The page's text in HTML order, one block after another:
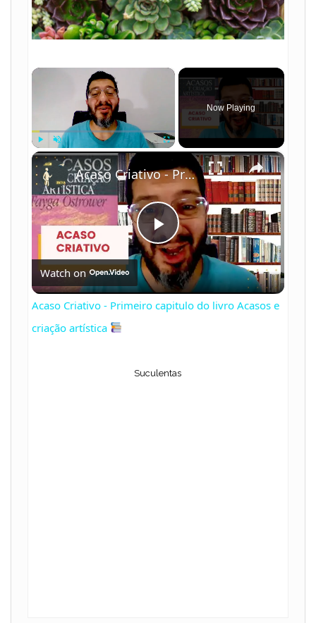
×
Play Unmute
Now Playing
×
P
l
y
Acaso Criativo - Primeiro capitulo do livro Acasos e criação artística
Watch on
Acaso Criativo - Primeiro capitulo do livro Acasos e
criação artística
Suculentas